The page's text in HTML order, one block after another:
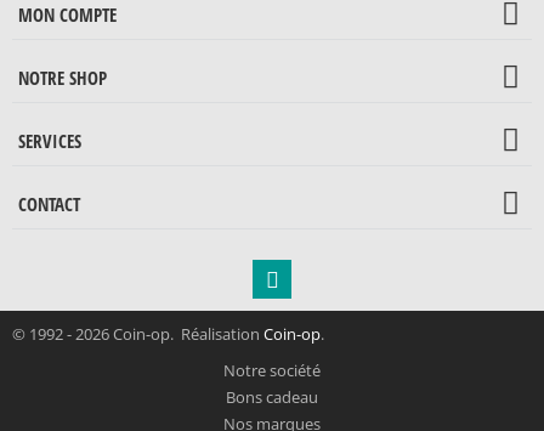
MON COMPTE
NOTRE SHOP
SERVICES
CONTACT
© 1992 - 2026 Coin-op. Réalisation Coin-op.
Notre société
Bons cadeau
Nos marques